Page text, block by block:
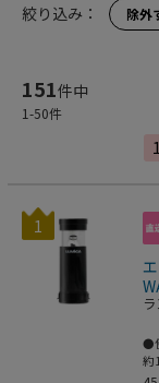
絞り込み： 除外
151件中
1-50件
1
1
●
約